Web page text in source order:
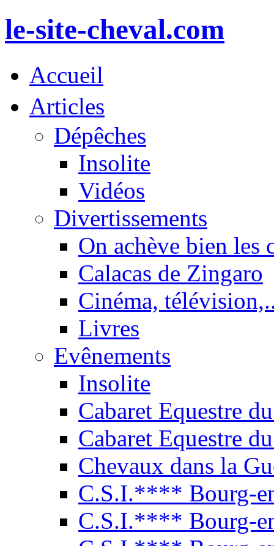
le-site-cheval.com
Accueil
Articles
Dépêches
Insolite
Vidéos
Divertissements
On achève bien les
Calacas de Zingaro
Cinéma,
Livres
Evênements
Insolite
Cabaret Equestre
Cabaret Equestre
Chevaux dans la
C.S.I.**** Bourg-
C.S.I.**** Bourg-